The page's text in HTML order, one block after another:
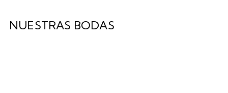
NUESTRAS BODAS